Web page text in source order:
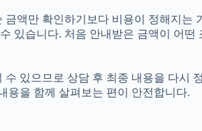
액만 확인하기보다 비용이 정해지는
있습니다. 처음 안내받은 금액이 어
있으므로 상담 후 최종 내용을 다시
용을 함께 살펴보는 편이 안전합니다.